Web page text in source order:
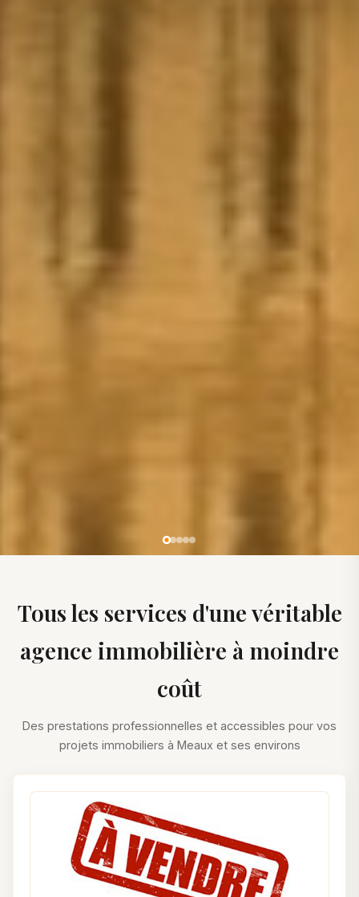
Tous les services d'une véritable
agence immobilière à moindre
coût
Des prestations professionnelles et accessibles pour vos
projets immobiliers à Meaux et ses environs